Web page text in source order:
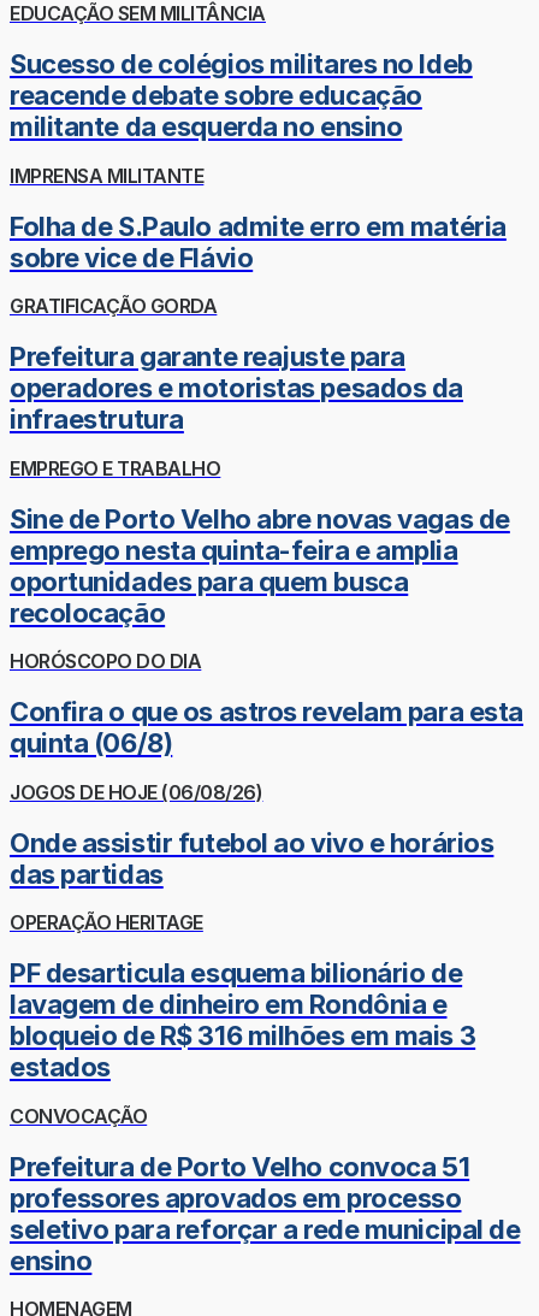
EDUCAÇÃO SEM MILITÂNCIA
Sucesso de colégios militares no Ideb
reacende debate sobre educação
militante da esquerda no ensino
IMPRENSA MILITANTE
Folha de S.Paulo admite erro em matéria
sobre vice de Flávio
GRATIFICAÇÃO GORDA
Prefeitura garante reajuste para
operadores e motoristas pesados da
infraestrutura
EMPREGO E TRABALHO
Sine de Porto Velho abre novas vagas de
emprego nesta quinta-feira e amplia
oportunidades para quem busca
recolocação
HORÓSCOPO DO DIA
Confira o que os astros revelam para esta
quinta (06/8)
JOGOS DE HOJE (06/08/26)
Onde assistir futebol ao vivo e horários
das partidas
OPERAÇÃO HERITAGE
PF desarticula esquema bilionário de
lavagem de dinheiro em Rondônia e
bloqueio de R$ 316 milhões em mais 3
estados
CONVOCAÇÃO
Prefeitura de Porto Velho convoca 51
professores aprovados em processo
seletivo para reforçar a rede municipal de
ensino
HOMENAGEM